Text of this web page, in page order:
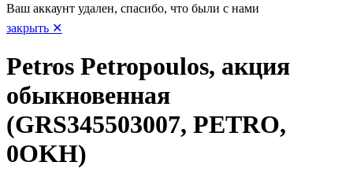
Ваш аккаунт удален, спасибо, что были с нами
закрыть ✕
Petros Petropoulos, акция
обыкновенная
(GRS345503007, PETRO,
0OKH)